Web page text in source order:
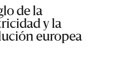
de la
y la
europea